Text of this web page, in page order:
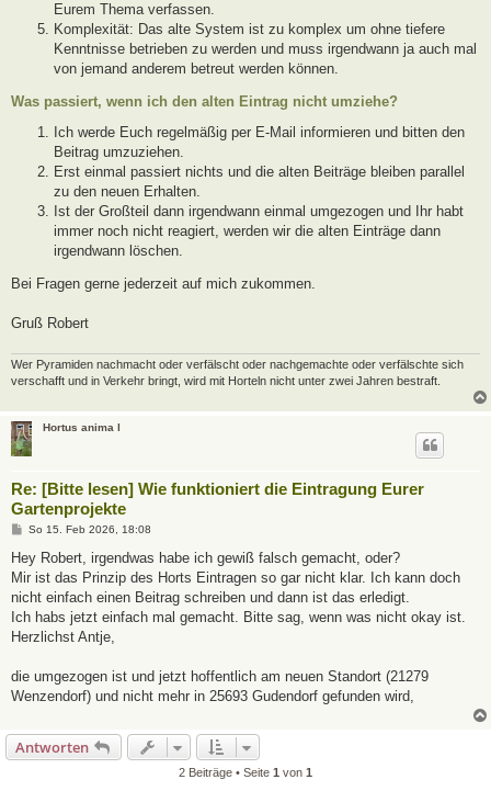
Eurem Thema verfassen.
Komplexität: Das alte System ist zu komplex um ohne tiefere
Kenntnisse betrieben zu werden und muss irgendwann ja auch mal
von jemand anderem betreut werden können.
Was passiert, wenn ich den alten Eintrag nicht umziehe?
Ich werde Euch regelmäßig per E-Mail informieren und bitten den
Beitrag umzuziehen.
Erst einmal passiert nichts und die alten Beiträge bleiben parallel
zu den neuen Erhalten.
Ist der Großteil dann irgendwann einmal umgezogen und Ihr habt
immer noch nicht reagiert, werden wir die alten Einträge dann
irgendwann löschen.
Bei Fragen gerne jederzeit auf mich zukommen.
Gruß Robert
Wer Pyramiden nachmacht oder verfälscht oder nachgemachte oder verfälschte sich
verschafft und in Verkehr bringt, wird mit Horteln nicht unter zwei Jahren bestraft.
Hortus anima l
Re: [Bitte lesen] Wie funktioniert die Eintragung Eurer
Gartenprojekte
B
i
r
a
So 15. Feb 2026, 18:08
Hey Robert, irgendwas habe ich gewiß falsch gemacht, oder?
Mir ist das Prinzip des Horts Eintragen so gar nicht klar. Ich kann doch
nicht einfach einen Beitrag schreiben und dann ist das erledigt.
Ich habs jetzt einfach mal gemacht. Bitte sag, wenn was nicht okay ist.
Herzlichst Antje,
die umgezogen ist und jetzt hoffentlich am neuen Standort (21279
Wenzendorf) und nicht mehr in 25693 Gudendorf gefunden wird,
Antworten
2 Beiträge • Seite 1 von 1